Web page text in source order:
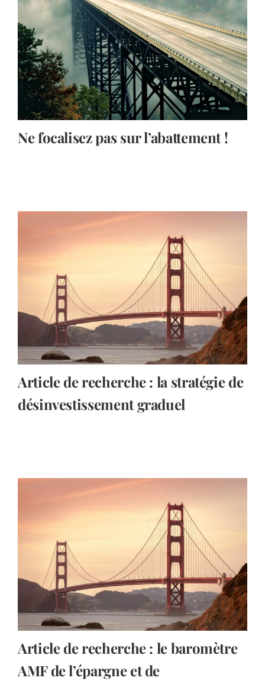
Ne focalisez pas sur l’abattement !
Article de recherche : la stratégie de
désinvestissement graduel
Article de recherche : le baromètre
AMF de l’épargne et de